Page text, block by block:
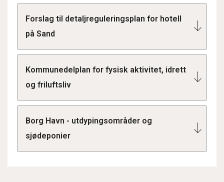
Forslag til detaljreguleringsplan for hotell
på Sand
Kommunedelplan for fysisk aktivitet, idrett
og friluftsliv
Borg Havn - utdypingsområder og
sjødeponier